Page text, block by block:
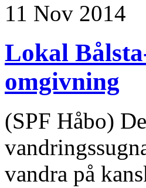
11 Nov 2014
Lokal
omgivning
(SPF Håbo)
vandra på